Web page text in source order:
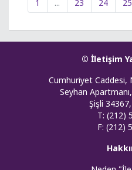
1 ... 23 24 25
© İletişim
Cumhuriyet Caddesi,
Seyhan
Şişli
T: (212)
F: (212)